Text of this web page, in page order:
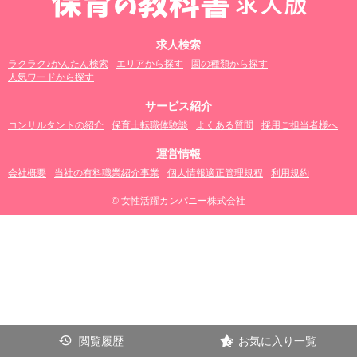
求人検索
ラクラク♪かんたん検索 エリアから探す
園の種類から探す
人気ワードから探す
サービス紹介
コンサルタントの紹介 保育士転職体験談 よくある質問 採用ご担当者様へ
運営情報
会社概要 当社の有料職業紹介事業 個人情報適正管理規程 利用規約
© 女性活躍カンパニー株式会社
閲覧履歴 お気に入り一覧